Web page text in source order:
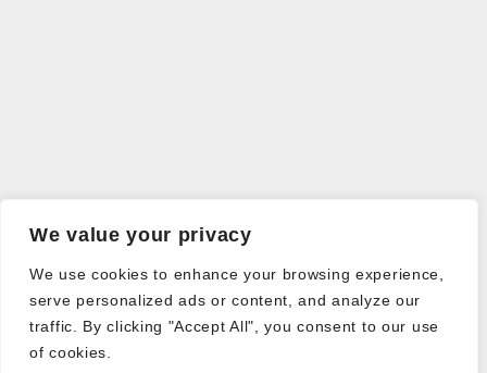
We value your privacy
We use cookies to enhance your browsing experience,
serve personalized ads or content, and analyze our
traffic. By clicking "Accept All", you consent to our use
of cookies.